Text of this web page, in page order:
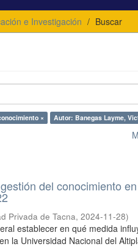
e Investigación Buscar
× Autor: Banegas Layme,
del conocimiento
Privada de Tacna,2024-11-28)
establecer en qué medida
la Universidad Nacional del